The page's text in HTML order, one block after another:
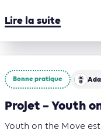
Lire la suite
Usages des sols
Bonne pratique
Projet – Youth
Youth on the Move